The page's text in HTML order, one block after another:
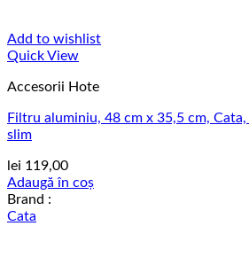
Add to wishlist
Quick View
Accesorii Hote
Filtru aluminiu, 48 cm x 35,5 cm,
slim
lei 119,00
Adaugă în coș
Brand :
Cata